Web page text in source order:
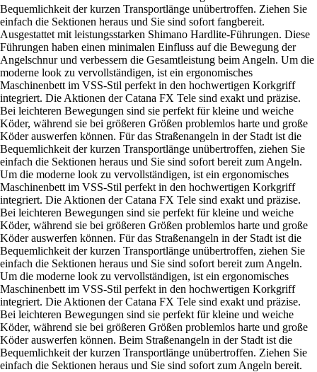
Bequemlichkeit der kurzen Transportlänge unübertroffen. Ziehen Sie
einfach die Sektionen heraus und Sie sind sofort fangbereit.
Ausgestattet mit leistungsstarken Shimano Hardlite-Führungen. Diese
Führungen haben einen minimalen Einfluss auf die Bewegung der
Angelschnur und verbessern die Gesamtleistung beim Angeln. Um die
moderne look zu vervollständigen, ist ein ergonomisches
Maschinenbett im VSS-Stil perfekt in den hochwertigen Korkgriff
integriert. Die Aktionen der Catana FX Tele sind exakt und präzise.
Bei leichteren Bewegungen sind sie perfekt für kleine und weiche
Köder, während sie bei größeren Größen problemlos harte und große
Köder auswerfen können. Für das Straßenangeln in der Stadt ist die
Bequemlichkeit der kurzen Transportlänge unübertroffen, ziehen Sie
einfach die Sektionen heraus und Sie sind sofort bereit zum Angeln.
Um die moderne look zu vervollständigen, ist ein ergonomisches
Maschinenbett im VSS-Stil perfekt in den hochwertigen Korkgriff
integriert. Die Aktionen der Catana FX Tele sind exakt und präzise.
Bei leichteren Bewegungen sind sie perfekt für kleine und weiche
Köder, während sie bei größeren Größen problemlos harte und große
Köder auswerfen können. Für das Straßenangeln in der Stadt ist die
Bequemlichkeit der kurzen Transportlänge unübertroffen, ziehen Sie
einfach die Sektionen heraus und Sie sind sofort bereit zum Angeln.
Um die moderne look zu vervollständigen, ist ein ergonomisches
Maschinenbett im VSS-Stil perfekt in den hochwertigen Korkgriff
integriert. Die Aktionen der Catana FX Tele sind exakt und präzise.
Bei leichteren Bewegungen sind sie perfekt für kleine und weiche
Köder, während sie bei größeren Größen problemlos harte und große
Köder auswerfen können. Beim Straßenangeln in der Stadt ist die
Bequemlichkeit der kurzen Transportlänge unübertroffen. Ziehen Sie
einfach die Sektionen heraus und Sie sind sofort zum Angeln bereit.